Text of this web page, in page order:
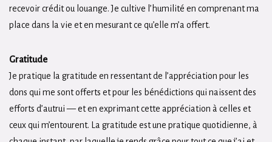
recevoir crédit ou louange. Je cultive l’humilité en comprenant ma
place dans la vie et en mesurant ce qu’elle m’a offert.
Gratitude
Je pratique la gratitude en ressentant de l’appréciation pour les
dons qui me sont offerts et pour les bénédictions qui naissent des
efforts d’autrui — et en exprimant cette appréciation à celles et
ceux qui m’entourent. La gratitude est une pratique quotidienne, à